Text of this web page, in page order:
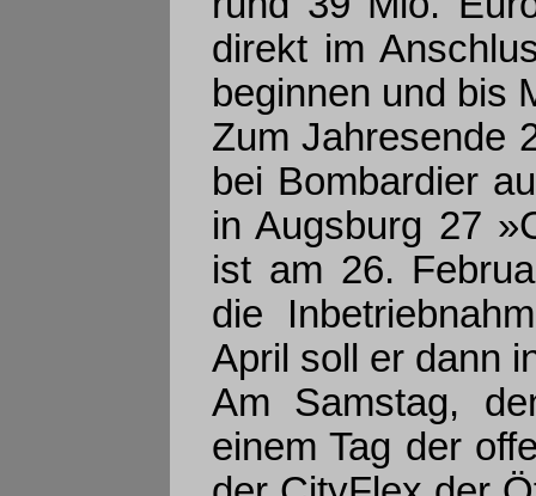
direkt im
beginnen und bis
Zum Jahresende
bei Bombardier
in Augsburg 27
ist am 26.
die
April soll er dann
Am Samstag,
einem Tag der